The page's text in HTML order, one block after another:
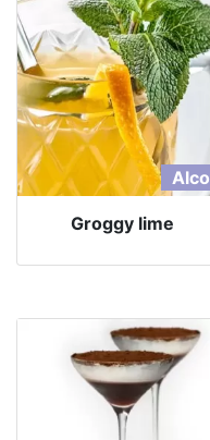
Alco
Groggy lime